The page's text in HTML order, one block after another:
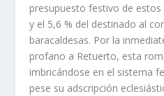
presupuesto festivo de
y el 5,6 % del destinado al
baracaldesas. Por la
profano a Retuerto, esta
imbricándose en el sistema
pese su adscripción